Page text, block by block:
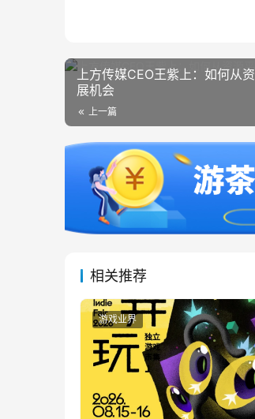
上方传媒CEO王紫上：如何从
展机会
上一篇
相关推荐
游戏业界